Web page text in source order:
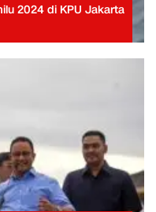
2024 di KPU Jakarta